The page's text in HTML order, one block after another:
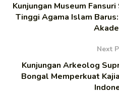
Kunjungan Museum
Tinggi Agama Islam
Next
Kunjungan Arkeolog
Bongal Memperkuat